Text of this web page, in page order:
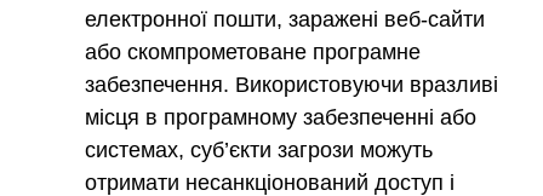
електронної пошти, заражені веб-сайти
або скомпрометоване програмне
забезпечення. Використовуючи вразливі
місця в програмному забезпеченні або
системах, суб’єкти загрози можуть
отримати несанкціонований доступ і